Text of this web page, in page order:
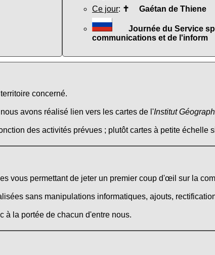
Ce jour: ✝ Gaétan de Thiene
Journée du Service
communications et de l'inform
concerné.
avons réalisé lien vers les cartes de l'Institut
des activités prévues ; plutôt cartes à petite
vous permettant de jeter un premier coup d'œil sur la
sans manipulations informatiques, ajouts,
à la portée de chacun d'entre nous.